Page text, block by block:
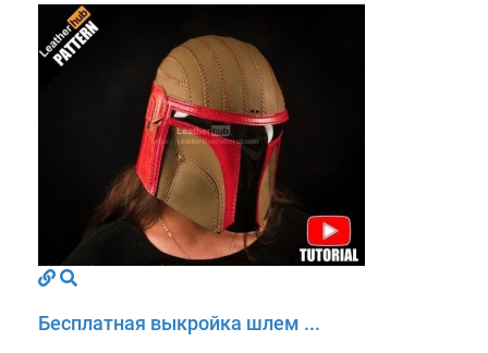
Бесплатная выкройка шлем ...